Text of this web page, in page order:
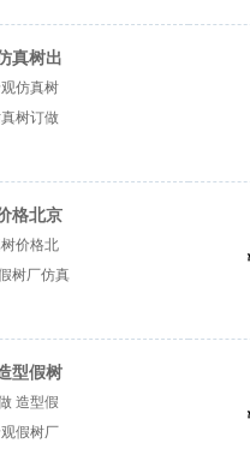
真树出
仿真树
树订做
格厂（...
格北京
价格北
树厂仿真
...『景观
型假树
造型假
假树厂
（...『景